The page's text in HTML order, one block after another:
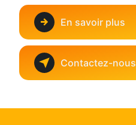
En savoir plus
Contactez-nous